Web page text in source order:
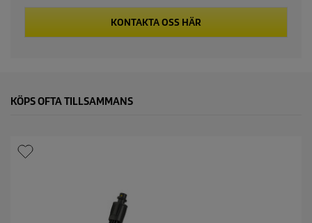
KONTAKTA OSS HÄR
KÖPS OFTA TILLSAMMANS